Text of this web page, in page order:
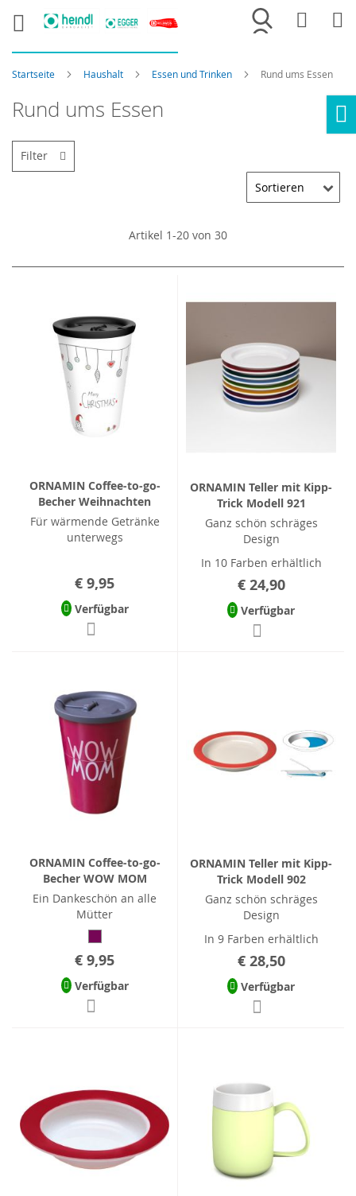
Merkliste
Startseite Haushalt Essen und Trinken Rund ums Essen
Rund ums Essen
Artikel 1-20 von 30
ORNAMIN Coffee-to-go-
Becher Weihnachten
Für wärmende Getränke
unterwegs
€ 9,95
Verfügbar
ORNAMIN Teller mit Kipp-
Trick Modell 921
Ganz schön schräges
Design
In 10 Farben erhältlich
€ 24,90
Verfügbar
ORNAMIN Coffee-to-go-
Becher WOW MOM
Ein Dankeschön an alle
Mütter
€ 9,95
Verfügbar
ORNAMIN Teller mit Kipp-
Trick Modell 902
Ganz schön schräges
Design
In 9 Farben erhältlich
€ 28,50
Verfügbar
Filter